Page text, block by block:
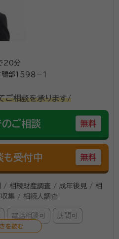
20分
１５９８－１
ご相談を承ります/
ご相談 無料
受付中 無料
/ 相続財産調査 / 成年後見 / 相
集 / 相続人調査
電話相談可 訪問可